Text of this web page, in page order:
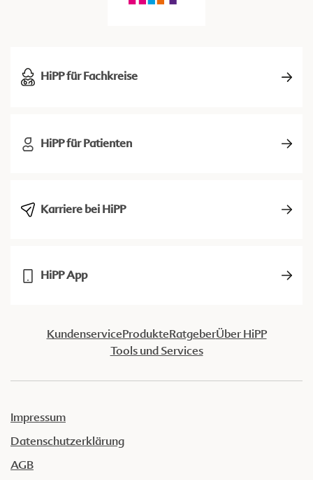
HiPP für Fachkreise
HiPP für Patienten
Karriere bei HiPP
HiPP App
KundenserviceProdukteRatgeberÜber HiPP
Tools und Services
Impressum
Datenschutzerklärung
AGB